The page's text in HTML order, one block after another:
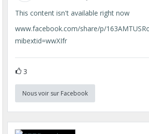
This content isn't available right now
www.facebook.com/share/p/
mibextid=wwXIfr
3
Nous voir sur Facebook